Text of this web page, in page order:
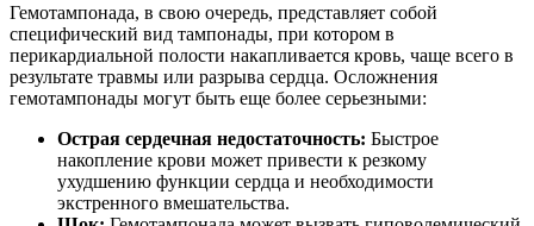
Гемотампонада, в свою очередь, представляет собой
специфический вид тампонады, при котором в
перикардиальной полости накапливается кровь, чаще всего в
результате травмы или разрыва сердца. Осложнения
гемотампонады могут быть еще более серьезными:
Острая сердечная недостаточность: Быстрое
накопление крови может привести к резкому
ухудшению функции сердца и необходимости
экстренного вмешательства.